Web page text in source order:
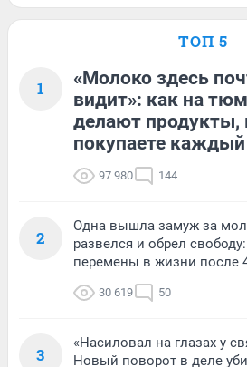
ТОП 5
1
«Молоко здесь
видит»: как на
делают продукты,
покупаете
97 980 144
2
Одна вышла замуж за
развелся и обрел
перемены в жизни после
30 619 50
3
«Насиловал на глазах у
Новый поворот в деле